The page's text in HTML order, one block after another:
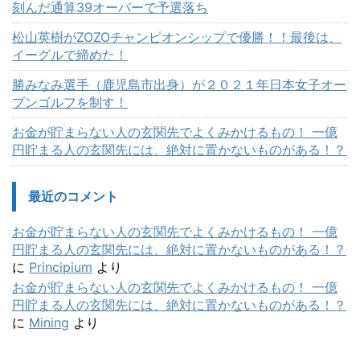
刻んだ通算39オーバーで予選落ち
松山英樹がZOZOチャンピオンシップで優勝！！最後は、
イーグルで締めた！
勝みなみ選手（鹿児島市出身）が２０２１年日本女子オー
プンゴルフを制す！
お金が貯まらない人の玄関先でよくみかけるもの！ 一億
円貯まる人の玄関先には、絶対に置かないものがある！？
最近のコメント
お金が貯まらない人の玄関先でよくみかけるもの！ 一億
円貯まる人の玄関先には、絶対に置かないものがある！？
に Principium より
お金が貯まらない人の玄関先でよくみかけるもの！ 一億
円貯まる人の玄関先には、絶対に置かないものがある！？
に Mining より